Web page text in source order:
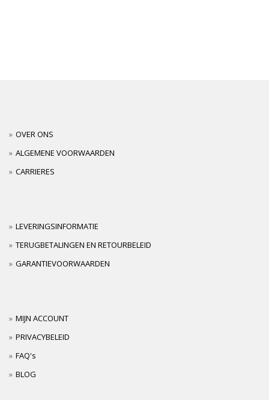
OVER ONS
ALGEMENE VOORWAARDEN
CARRIERES
LEVERINGSINFORMATIE
TERUGBETALINGEN EN RETOURBELEID
GARANTIEVOORWAARDEN
MIJN ACCOUNT
PRIVACYBELEID
FAQ's
BLOG